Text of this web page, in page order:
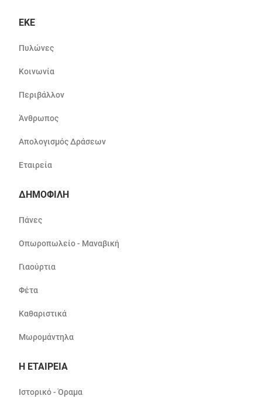
ΕΚΕ
Πυλώνες
Κοινωνία
Περιβάλλον
Άνθρωπος
Απολογισμός Δράσεων
Εταιρεία
ΔΗΜΟΦΙΛΗ
Πάνες
Οπωροπωλείο - Μαναβική
Γιαούρτια
Φέτα
Καθαριστικά
Μωρομάντηλα
Η ΕΤΑΙΡΕΙΑ
Ιστορικό - Όραμα